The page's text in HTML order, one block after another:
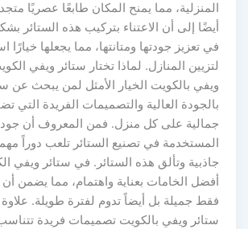
المنزلية، مما يمنح المكان طابعًا عصريًا
أيضًا إلى أن الاعتناء بتركيب هذه الستائر
في تعزيز جودتها ومتانتها، مما يجعلها خيارًا
لتزيين المنازل. لماذا تختار ستائر ويفي
ويفي بالكويت الخيار الأمثل لمن يبحث عن
بالجودة العالية والتصميمات الفريدة التي
جمالية على كل منزل. فمن المعروف أن
المستخدمة في تصنيع الستائر تلعب دوراً
جاذبية وتألق هذه الستائر. في ستائر ويفي
أفضل الخامات بعناية واهتمام، مما يضمن
فقط جميلة بل أيضاً تدوم لفترة طويلة.
ستائر ويفي بالكويت تصميمات فريدة